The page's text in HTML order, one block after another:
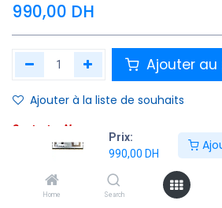
Prix:
990,00 DH
Home Search
990,00 DH
Ajouter au
Ajouter à la liste de souhaits
Contactez Nous
Soyez averti lorsque le produit est
Enregistrer pour